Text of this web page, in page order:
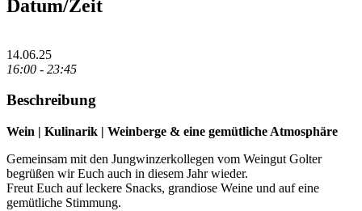
Datum/Zeit
14.06.25
16:00 - 23:45
Beschreibung
Wein | Kulinarik | Weinberge & eine gemütliche Atmosphäre
Gemeinsam mit den Jungwinzerkollegen vom Weingut Golter
begrüßen wir Euch auch in diesem Jahr wieder.
Freut Euch auf leckere Snacks, grandiose Weine und auf eine
gemütliche Stimmung.